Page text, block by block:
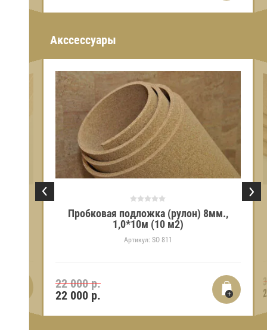
Акссессуары
Пробковая подложка (рулон) 8мм.,
1,0*10м (10 м2)
Артикул: SO 811
22 000 р.
22 000 р.